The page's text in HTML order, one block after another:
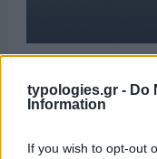
typologies.gr - Do
Information
If you wish to opt-out